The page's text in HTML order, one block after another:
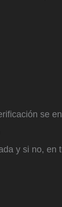
se
y si no, en